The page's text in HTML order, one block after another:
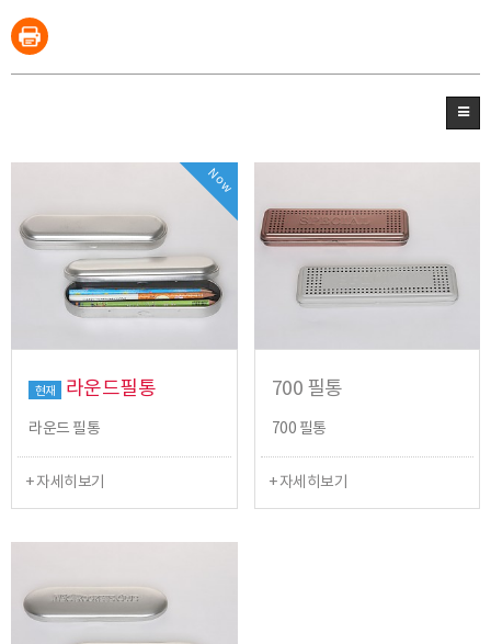
Now
현재 라운드필통
라운드 필통
+ 자세히보기
700 필통
700 필통
+ 자세히보기